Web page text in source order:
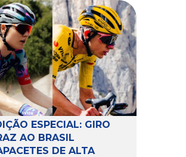
mais atenção. Porém,
uma peça relativamente
que desempenha um
fundamental na
e no
do veículo: o
de suspensão.
por conectar
componentes do
e permitir os
necessários
a condução, o pivô […]
ESPECIAL: GIRO
AO BRASIL
DE ALTA